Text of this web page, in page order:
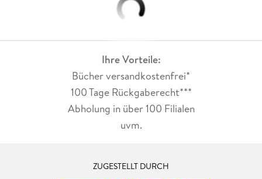
Ihre Vorteile:
Bücher versandkostenfrei*
100 Tage Rückgaberecht***
Abholung in über 100 Filialen
uvm.
ZUGESTELLT DURCH